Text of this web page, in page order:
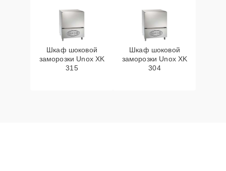
Шкаф шоковой
заморозки Unox XK
315
Шкаф шоковой
заморозки Unox XK
304